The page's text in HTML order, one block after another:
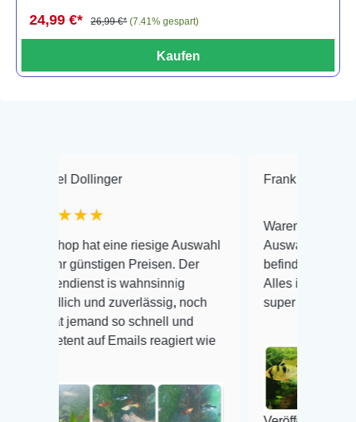
24,99 €* 26,99 €* (7.41% gespart)
Kaufen
hat eine riesige Auswahl
Preisen. Der
is wahnsinnig
und zuverlässig, noch
so schnell und
auf Emails reagiert wie
Frank Hackmayer
Warenanlieferung Top und
Auswahl plus
befinden der Fische
Alles ist quick lebendig und
super Zustand. Gerne